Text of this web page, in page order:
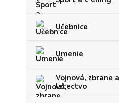
Učebnice
Umenie
Vojnová, zbrane a
letectvo